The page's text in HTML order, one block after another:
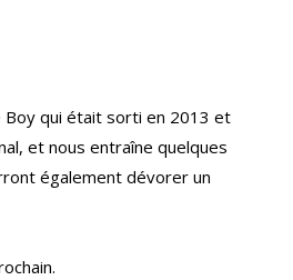
Boy qui était sorti en 2013 et
et nous entraîne quelques
également dévorer un